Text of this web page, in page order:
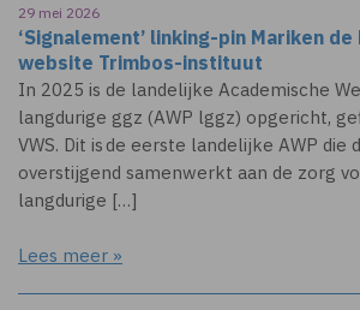
29 mei 2026
‘Signalement’ linking-pin Mariken de
website Trimbos-instituut
In 2025 is de landelijke Academische
langdurige ggz (AWP lggz) opgericht,
VWS. Dit is de eerste landelijke AWP die
overstijgend samenwerkt aan de zorg
langdurige […]
Lees meer »